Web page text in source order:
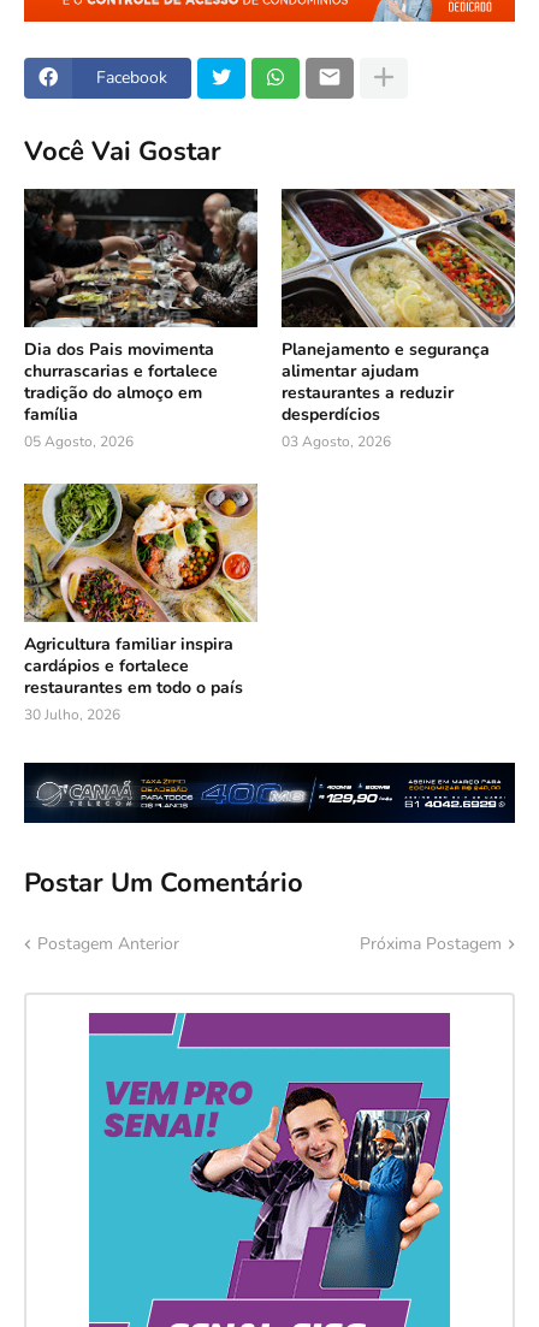
Facebook
Você Vai Gostar
Dia dos Pais movimenta
churrascarias e fortalece
tradição do almoço em
família
05 Agosto, 2026
Planejamento e segurança
alimentar ajudam
restaurantes a reduzir
desperdícios
03 Agosto, 2026
Agricultura familiar inspira
cardápios e fortalece
restaurantes em todo o país
30 Julho, 2026
Postar Um Comentário
Postagem Anterior Próxima Postagem